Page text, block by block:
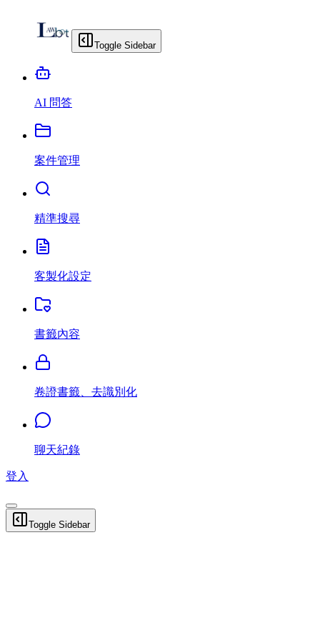
Toggle Sidebar
AI 問答
案件管理
精準搜尋
客製化設定
書籤內容
卷證書籤、去識別化
聊天紀錄
登入
Toggle Sidebar